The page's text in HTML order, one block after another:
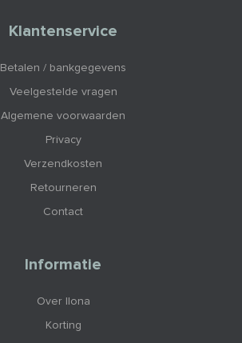
Klantenservice
Betalen / bankgegevens
Veelgestelde vragen
Algemene voorwaarden
Privacy
Verzendkosten
Retourneren
Contact
Informatie
Over Ilona
Korting